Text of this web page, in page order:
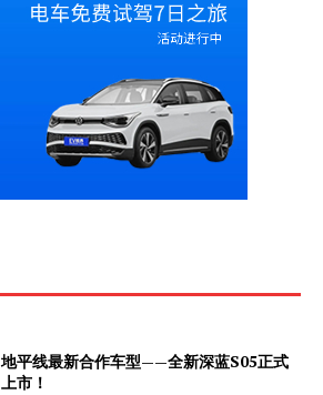
地平线最新合作车型——全新深蓝S05正式
上市！